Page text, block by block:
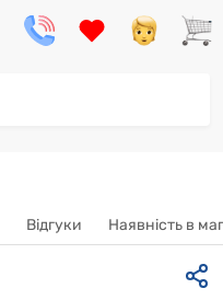
Відгуки Наявність в